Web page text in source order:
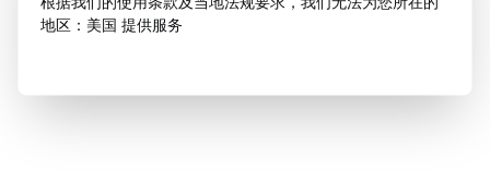
地区：美国 提供服务